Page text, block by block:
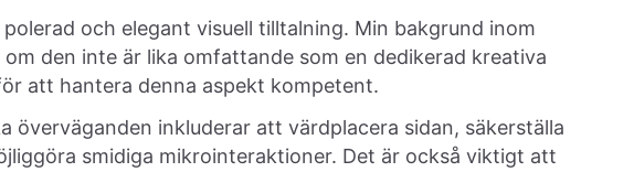
polerad och elegant visuell tilltalning. Min bakgrund inom
den inte är lika omfattande som en dedikerad kreativa
att hantera denna aspekt kompetent.
överväganden inkluderar att värdplacera sidan, säkerställa
smidiga mikrointeraktioner. Det är också viktigt att